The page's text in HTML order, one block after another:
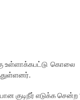
உள்ளாக்கபட்டு கொலை
குடிநீர் எடுக்க சென்ற